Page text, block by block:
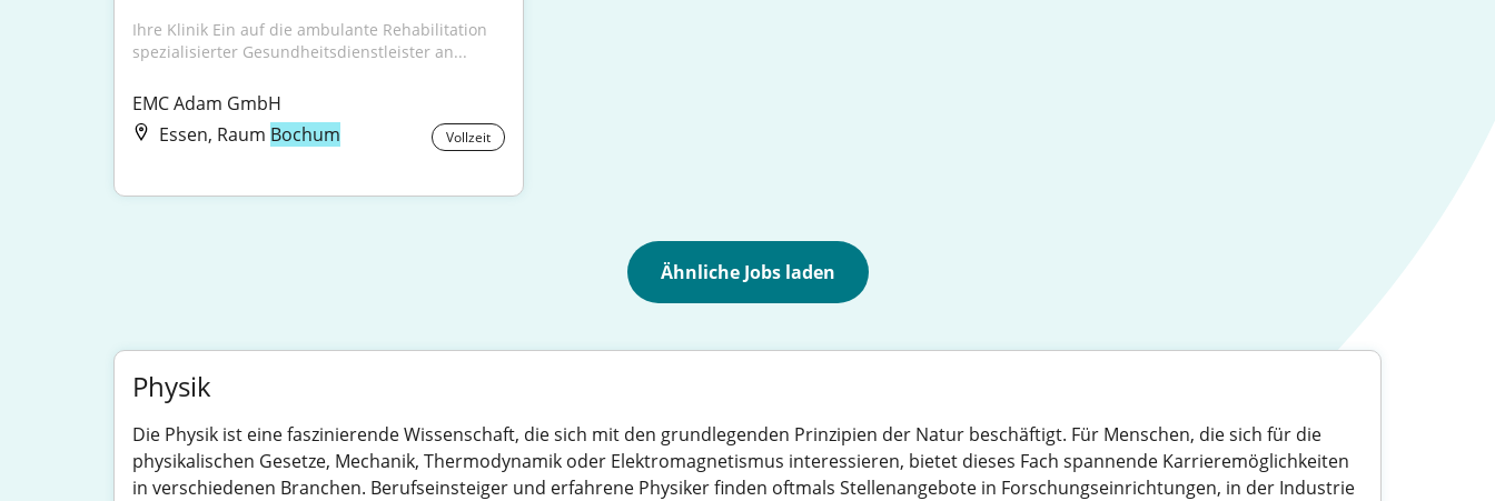
Ihre Klinik Ein auf die ambulante Rehabilitation
spezialisierter Gesundheitsdienstleister an...
EMC Adam GmbH
Essen, Raum Bochum Vollzeit
Ähnliche Jobs laden
Physik
Die Physik ist eine faszinierende Wissenschaft, die sich mit den grundlegenden Prinzipien der Natur beschäftigt. Für Menschen, die sich für die
physikalischen Gesetze, Mechanik, Thermodynamik oder Elektromagnetismus interessieren, bietet dieses Fach spannende Karrieremöglichkeiten
in verschiedenen Branchen. Berufseinsteiger und erfahrene Physiker finden oftmals Stellenangebote in Forschungseinrichtungen, in der Industrie